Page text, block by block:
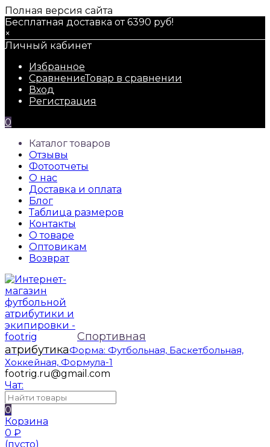
Полная версия сайта
Бесплатная доставка от 6390 руб!
×
Личный кабинет
Избранное
СравнениеТовар в сравнении
Вход
Регистрация
0
Каталог товаров
Отзывы
Фотоотчеты
О нас
Доставка и оплата
Блог
Таблица размеров
Контакты
О товаре
Оптовикам
Возврат
Спортивная
атрибутикаФорма: Футбольная, Баскетбольная,
Хоккейная, Формула-1
footrig.ru@gmail.com
Чат:
0
Корзина
0 ₽
(пусто)